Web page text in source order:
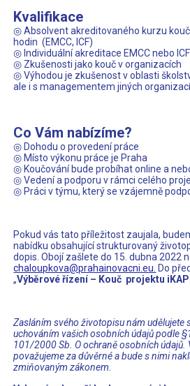
Kvalifikace
◎ Absolvent akreditovaného kurzu
hodin (EMCC, ICF)
◎ Individuální akreditace EMCC nebo
◎ Zkušenosti jako kouč v organizacích
◎ Výhodou je zkušenost v oblasti
ale i s managementem jiných
Co Vám nabízíme?
◎ Dohodu o provedení práce
◎ Místo výkonu práce je Praha
◎ Koučování bude probíhat online a
◎ Vedení a podporu v rámci celého
◎ Práci v týmu, který se vzájemně
Pokud vás tato příležitost zaujala,
nabídku obsahující strukturovaný
dopis. Obojí zašlete do 15. dubna 2022
chaloupkova@prahainovacni.eu. Do
„Výběrové řízení – Kouč projektu iKAP
Zasláním svého životopisu nám udělujete
uchováním vašich osobních údajů podle
101/2000 Sb. O ochraně osobních údajů.
považujeme za důvěrné a bude s nimi
zmiňovaným zákonem.